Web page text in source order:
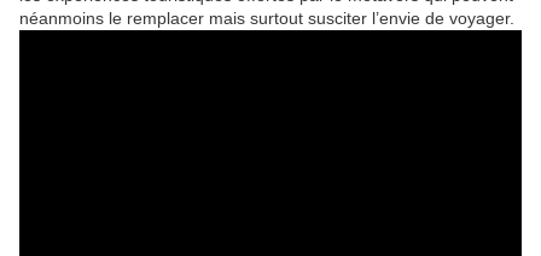
néanmoins le remplacer mais surtout susciter l’envie de voyager.